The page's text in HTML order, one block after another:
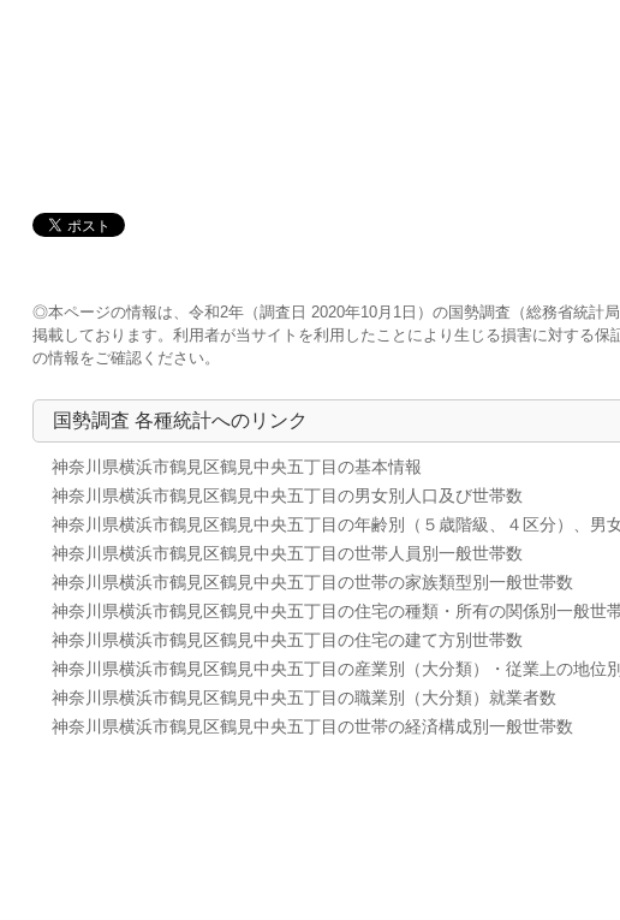
◎本ページの情報は、令和2年（調査日 2020年10月1日）の国勢調査（総務省統計
掲載しております。利用者が当サイトを利用したことにより生じる損害に対する
の情報をご確認ください。
国勢調査 各種統計へのリンク
神奈川県横浜市鶴見区鶴見中央五丁目の基本情報
神奈川県横浜市鶴見区鶴見中央五丁目の男女別人口及び世帯数
神奈川県横浜市鶴見区鶴見中央五丁目の年齢別（５歳階級、４区分）、男
神奈川県横浜市鶴見区鶴見中央五丁目の世帯人員別一般世帯数
神奈川県横浜市鶴見区鶴見中央五丁目の世帯の家族類型別一般世帯数
神奈川県横浜市鶴見区鶴見中央五丁目の住宅の種類・所有の関係別一般世
神奈川県横浜市鶴見区鶴見中央五丁目の住宅の建て方別世帯数
神奈川県横浜市鶴見区鶴見中央五丁目の産業別（大分類）・従業上の地位
神奈川県横浜市鶴見区鶴見中央五丁目の職業別（大分類）就業者数
神奈川県横浜市鶴見区鶴見中央五丁目の世帯の経済構成別一般世帯数